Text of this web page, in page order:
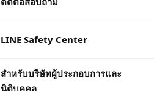
LINE Safety Center
สำหรับบริษัทผู้ประกอบการและ
นิติบุคคล